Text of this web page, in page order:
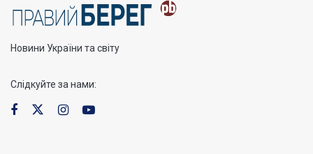
Новини України та світу
Слідкуйте за нами: